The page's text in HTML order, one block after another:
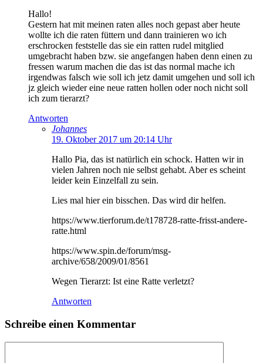
Hallo!
Gestern hat mit meinen raten alles noch gepast aber heute
wollte ich die raten füttern und dann trainieren wo ich
erschrocken feststelle das sie ein ratten rudel mitglied
umgebracht haben bzw. sie angefangen haben denn einen zu
fressen warum machen die das ist das normal mache ich
irgendwas falsch wie soll ich jetz damit umgehen und soll ich
jz gleich wieder eine neue ratten hollen oder noch nicht soll
ich zum tierarzt?
Antworten
Johannes
19. Oktober 2017 um 20:14 Uhr
Hallo Pia, das ist natürlich ein schock. Hatten wir in
vielen Jahren noch nie selbst gehabt. Aber es scheint
leider kein Einzelfall zu sein.
Lies mal hier ein bisschen. Das wird dir helfen.
https://www.tierforum.de/t178728-ratte-frisst-andere-
ratte.html
https://www.spin.de/forum/msg-
archive/658/2009/01/8561
Wegen Tierarzt: Ist eine Ratte verletzt?
Antworten
Schreibe einen Kommentar